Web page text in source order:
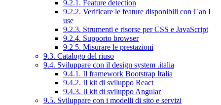
9.2.1. Feature detection
9.2.2. Verificare le feature disponibili con Can I
use
9.2.3. Strumenti e risorse per CSS e JavaScript
9.2.4. Supporto browser
9.2.5. Misurare le prestazioni
9.3. Catalogo del riuso
9.4. Sviluppare con il design system .italia
9.4.1. Il framework Bootstrap Italia
9.4.2. Il kit di sviluppo React
9.4.3. Il kit di sviluppo Angular
9.5. Sviluppare con i modelli di sito e servizi